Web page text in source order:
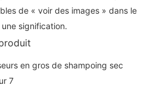
de « voir des images » dans le
signification.